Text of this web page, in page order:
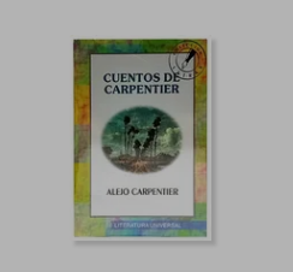
55%
dcto.
S/ 145,53
S/ 65,49